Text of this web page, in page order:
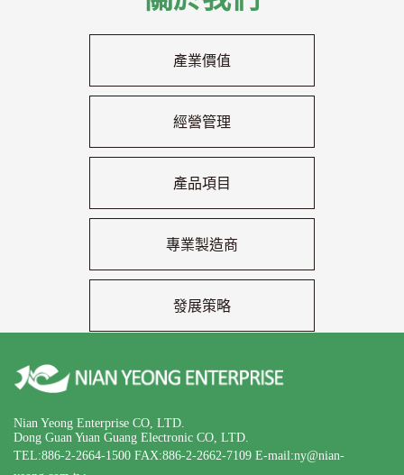
產業價值
經營管理
產品項目
專業製造商
發展策略
Nian Yeong Enterprise CO, LTD.
Dong Guan Yuan Guang Electronic CO, LTD.
TEL:886-2-2664-1500 FAX:886-2-2662-7109 E-mail:ny@nian-